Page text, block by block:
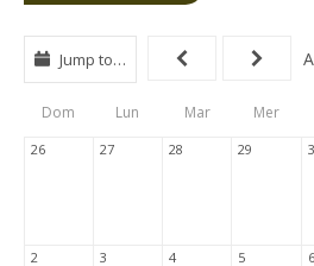
View
Type
Tabs
Jump to…
Dom Lun Mar Mer
26 27 28 29
2 3 4 5 6